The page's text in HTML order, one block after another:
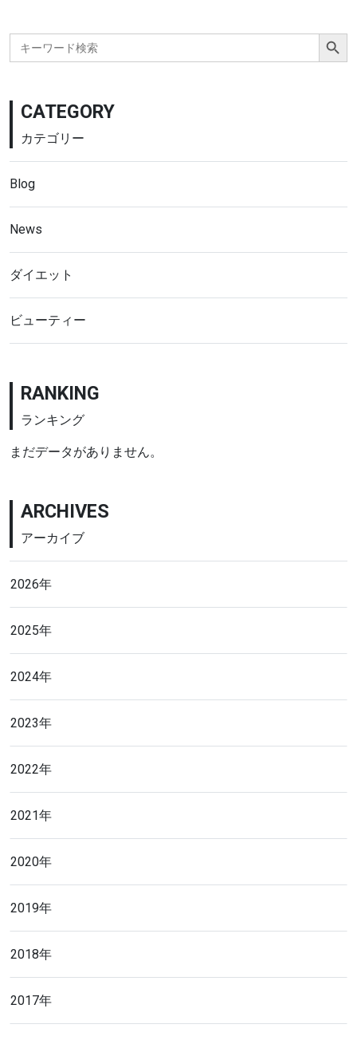
Search
for:
Search Button
CATEGORY
カテゴリー
Blog
News
ダイエット
ビューティー
RANKING
ランキング
まだデータがありません。
ARCHIVES
アーカイブ
2026年
2025年
2024年
2023年
2022年
2021年
2020年
2019年
2018年
2017年